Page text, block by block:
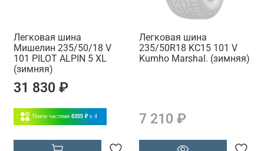
Легковая шина
Мишелин 235/50/18 V
101 PILOT ALPIN 5 XL
(зимняя)
31 830 ₽
Плати частями 8355 ₽ x 4
Легковая шина
235/50R18 KC15 101 V
Kumho Marshal. (зимняя)
7 210 ₽